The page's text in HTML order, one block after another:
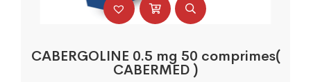
CABERGOLINE 0.5 mg 50 comprimes(
CABERMED )